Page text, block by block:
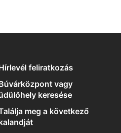
feliratkozás
vagy
keresése
meg a következő